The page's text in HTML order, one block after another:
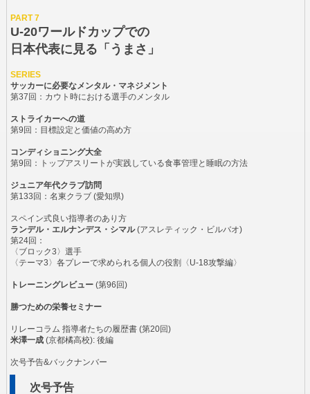
PART 7
U-20ワールドカップでの
日本代表に見る「うまさ」
SERIES
サッカーに必要なメンタル・マネジメント
第37回：カウト時における選手のメンタル
ストライカーへの道
第9回：目標設定と価値の高め方
コンディショニング大全
第9回：トップアスリートが実践している食事管理と睡眠の方法
ジュニア年代クラブ訪問
第133回：名東クラブ (愛知県)
スペイン式良い指導者のあり方
ランデル・エルナンデス・シマル(アスレティック・ビルバオ)
第24回：
〈ブロック3〉選手
〈テーマ3〉各プレーで求められる個人の役割〈U-18攻撃編〉
トレーニングレビュー(第96回)
勝つための栄養セミナー
リレーコラム 指導者たちの履歴書 (第20回)
米澤一成(京都橘高校): 後編
次号予告&バックナンバー
次号予告